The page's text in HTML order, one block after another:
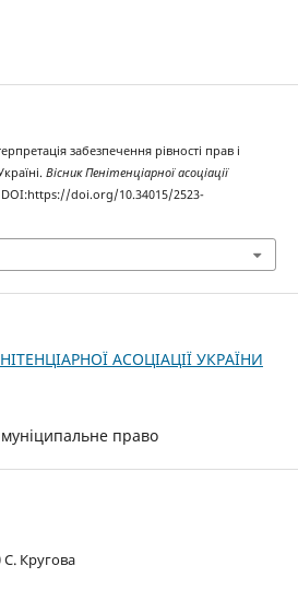
забезпечення рівності прав і
Вісник Пенітенціарної асоціації
DOI:https://doi.org/10.34015/2523-
АСОЦІАЦІЇ УКРАЇНИ
право
Кругова